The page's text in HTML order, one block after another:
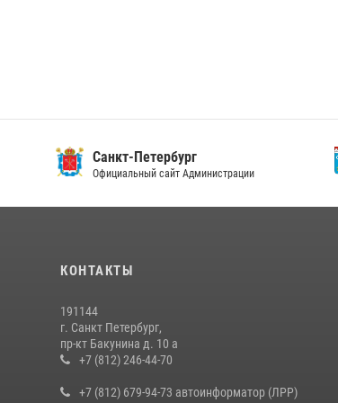
Санкт-Петербург
Официальный сайт Администрации
КОНТАКТЫ
191144
г. Санкт Петербург,
пр-кт Бакунина д. 10 а
+7 (812) 246-44-70
+7 (812) 679-94-73 автоинформатор (ЛРР)